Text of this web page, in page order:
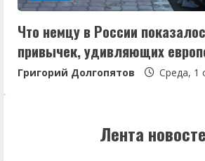
Что немцу в России
привычек, удивляющих
Григорий Долгопятов Среда, 1
Лента